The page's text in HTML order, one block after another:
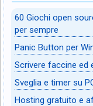
60 Giochi open
per sempre
Panic Button per
Scrivere faccine ed
Sveglia e timer su
Hosting gratuito e